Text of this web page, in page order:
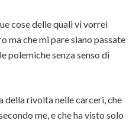
cose delle quali vi vorrei
ma che mi pare siano passate
polemiche senza senso di
della rivolta nelle carceri, che
me, e che ha visto solo